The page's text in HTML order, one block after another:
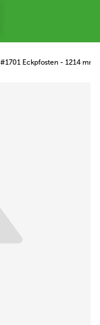
#1701 Eckpfosten - 1214 mm